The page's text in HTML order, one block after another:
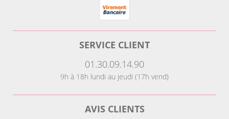
SERVICE CLIENT
01.30.09.14.90
9h à 18h lundi au jeudi (17h vend)
AVIS CLIENTS